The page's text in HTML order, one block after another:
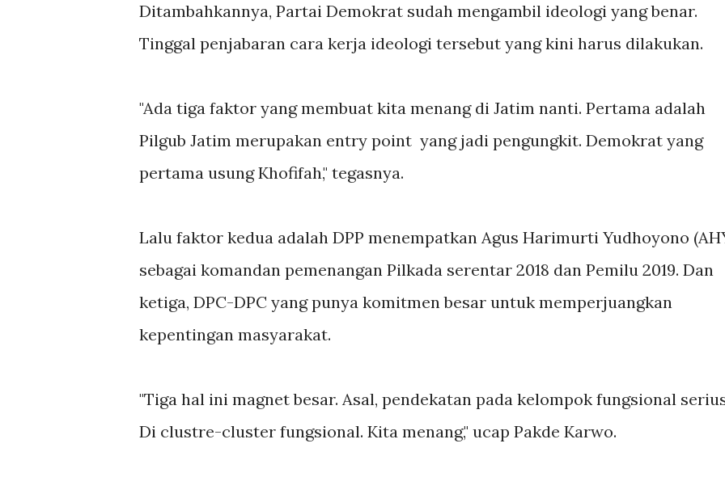
Ditambahkannya, Partai Demokrat sudah mengambil ideologi yang benar.
Tinggal penjabaran cara kerja ideologi tersebut yang kini harus dilakukan.
"Ada tiga faktor yang membuat kita menang di Jatim nanti. Pertama adalah
Pilgub Jatim merupakan entry point yang jadi pengungkit. Demokrat yang
pertama usung Khofifah," tegasnya.
Lalu faktor kedua adalah DPP menempatkan Agus Harimurti Yudhoyono
sebagai komandan pemenangan Pilkada serentar 2018 dan Pemilu 2019. Dan
ketiga, DPC-DPC yang punya komitmen besar untuk memperjuangkan
kepentingan masyarakat.
"Tiga hal ini magnet besar. Asal, pendekatan pada kelompok fungsional
Di clustre-cluster fungsional. Kita menang," ucap Pakde Karwo.